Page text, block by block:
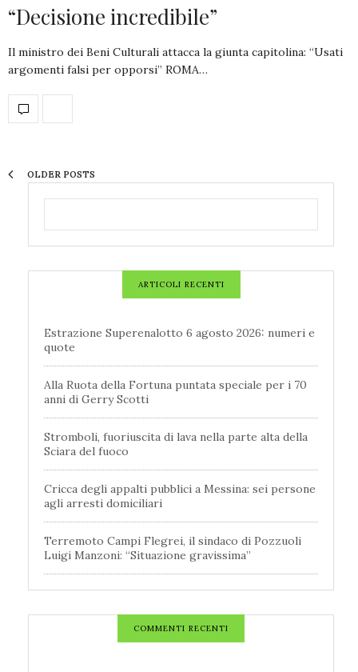
“Decisione incredibile”
Il ministro dei Beni Culturali attacca la giunta capitolina: “Usati
argomenti falsi per opporsi” ROMA…
OLDER POSTS
ARTICOLI RECENTI
Estrazione Superenalotto 6 agosto 2026: numeri e
quote
Alla Ruota della Fortuna puntata speciale per i 70
anni di Gerry Scotti
Stromboli, fuoriuscita di lava nella parte alta della
Sciara del fuoco
Cricca degli appalti pubblici a Messina: sei persone
agli arresti domiciliari
Terremoto Campi Flegrei, il sindaco di Pozzuoli
Luigi Manzoni: “Situazione gravissima”
COMMENTI RECENTI